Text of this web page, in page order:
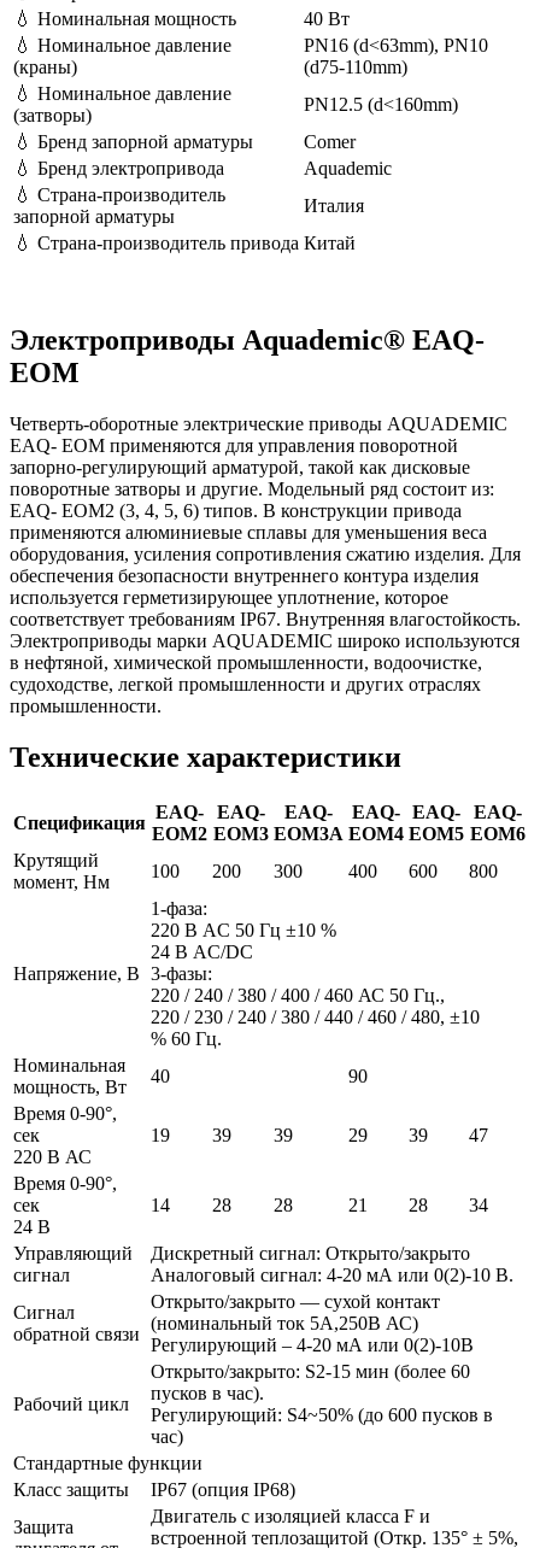
💧 Номинальная мощность
40 Вт
💧 Номинальное давление
(краны)
PN16 (d<63mm), PN10
(d75-110mm)
💧 Номинальное давление
(затворы)
PN12.5 (d<160mm)
💧 Бренд запорной арматуры
Comer
💧 Бренд электропривода
Aquademic
💧 Страна-производитель
запорной арматуры
Италия
💧 Страна-производитель привода Китай
Электроприводы Aquademic® EAQ-
EOM
Четверть-оборотные электрические приводы AQUADEMIC
EAQ- EOM применяются для управления поворотной
запорно-регулирующий арматурой, такой как дисковые
поворотные затворы и другие. Модельный ряд состоит из:
EAQ- EOM2 (3, 4, 5, 6) типов. В конструкции привода
применяются алюминиевые сплавы для уменьшения веса
оборудования, усиления сопротивления сжатию изделия. Для
обеспечения безопасности внутреннего контура изделия
используется герметизирующее уплотнение, которое
соответствует требованиям IP67. Внутренняя влагостойкость.
Электроприводы марки AQUADEMIC широко используются
в нефтяной, химической промышленности, водоочистке,
судоходстве, легкой промышленности и других отраслях
промышленности.
Технические характеристики
Спецификация
EAQ-
EOM2
EAQ-
EOM3
EAQ-
EOM3A
EAQ-
EOM4
EAQ-
EOM5
EAQ-
EOM6
Крутящий
момент, Нм
100 200 300 400 600 800
Напряжение, В
1-фаза:
220 В AC 50 Гц ±10 %
24 В AC/DC
3-фазы:
220 / 240 / 380 / 400 / 460 АС 50 Гц.,
220 / 230 / 240 / 380 / 440 / 460 / 480, ±10
% 60 Гц.
Номинальная
мощность, Вт
40
90
Время 0-90°,
сек
220 В АС
19 39 39 29 39 47
Время 0-90°,
сек
24 В
14 28 28 21 28 34
Управляющий
сигнал
Дискретный сигнал: Открыто/закрыто
Аналоговый сигнал: 4-20 мА или 0(2)-10 В.
Сигнал
обратной связи
Открыто/закрыто — сухой контакт
(номинальный ток 5А,250В АС)
Регулирующий – 4-20 мА или 0(2)-10В
Рабочий цикл
Открыто/закрыто: S2-15 мин (более 60
пусков в час).
Регулирующий: S4~50% (до 600 пусков в
час)
Стандартные функции
Класс защиты
IP67 (опция IP68)
Защита
Двигатель с изоляцией класса F и
встроенной теплозащитой (Откр. 135° ± 5%,